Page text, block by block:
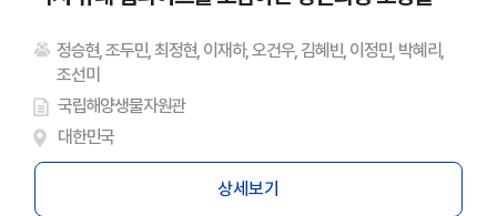
정승현, 조두민, 최정현, 이재하, 오건우, 김혜빈, 이정민, 박혜리,
조선미
국립해양생물자원관
대한민국
상세보기